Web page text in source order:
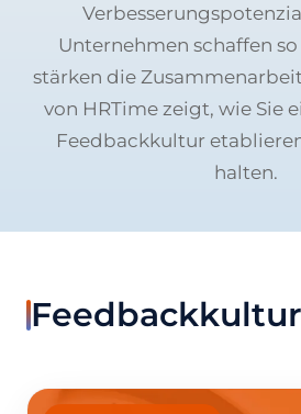
Unternehmen schaffen
stärken die
von HRTime zeigt, wie Sie
Feedbackkultur
halten.
Feedbackkultur